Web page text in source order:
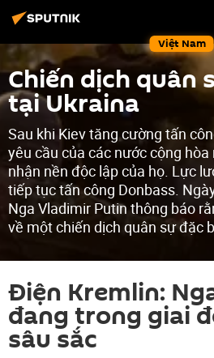
Việt Nam
Chiến dịch quân
tại Ukraina
Sau khi Kiev tăng cường tấn
yêu cầu của các nước cộng hòa
nhận nền độc lập của họ. Lực
tiếp tục tấn công Donbass.
Nga Vladimir Putin thông báo
về một chiến dịch quân sự đặc
Điện Kremlin:
đang trong giai
sâu sắc